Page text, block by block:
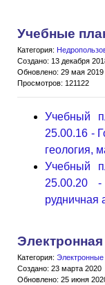
Учебные
Категория:
Создано: 13 декабря
Обновлено: 29 мая 2019
Просмотров: 121122
Учебный
25.00.16 -
геология,
Учебный
25.00.20
рудничная
Категория: Электронные
Создано: 23 марта 2020
Обновлено: 25 июня